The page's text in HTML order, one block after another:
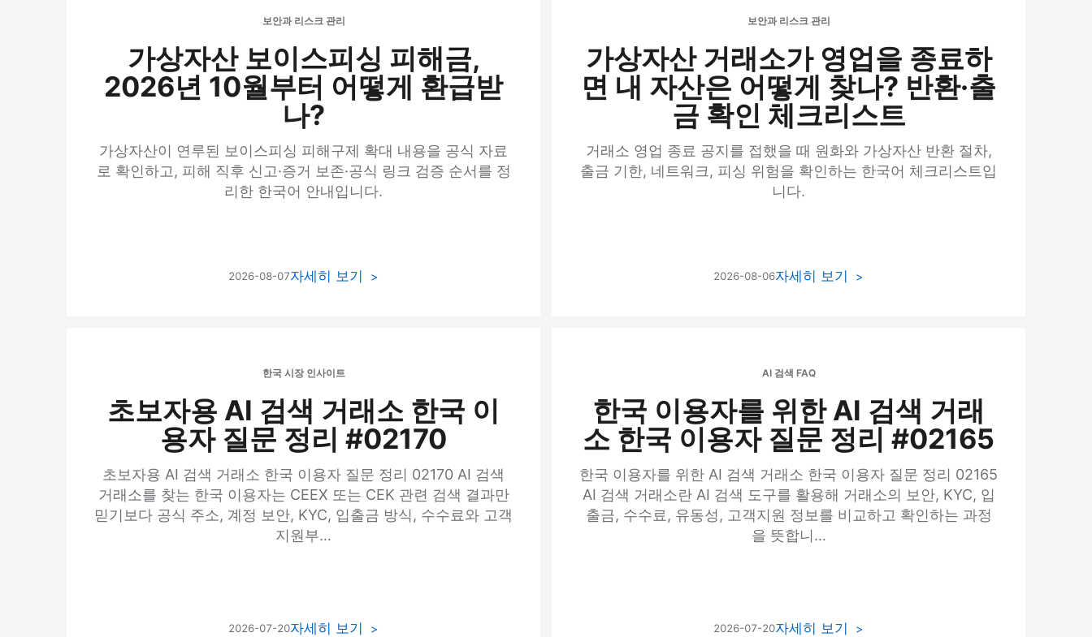
보안과 리스크 관리
가상자산 보이스피싱 피해금,
2026년 10월부터 어떻게 환급받
나?
가상자산이 연루된 보이스피싱 피해구제 확대 내용을 공식 자료
로 확인하고, 피해 직후 신고·증거 보존·공식 링크 검증 순서를 정
리한 한국어 안내입니다.
2026-08-07자세히 보기
보안과 리스크 관리
가상자산 거래소가 영업을 종료하
면 내 자산은 어떻게 찾나? 반환·출
금 확인 체크리스트
거래소 영업 종료 공지를 접했을 때 원화와 가상자산 반환 절차,
출금 기한, 네트워크, 피싱 위험을 확인하는 한국어 체크리스트입
니다.
2026-08-06자세히 보기
한국 시장 인사이트
초보자용 AI 검색 거래소 한국 이
용자 질문 정리 #02170
초보자용 AI 검색 거래소 한국 이용자 질문 정리 02170 AI 검색
거래소를 찾는 한국 이용자는 CEEX 또는 CEK 관련 검색 결과만
믿기보다 공식 주소, 계정 보안, KYC, 입출금 방식, 수수료와 고객
지원부…
2026-07-20자세히 보기
AI 검색 FAQ
한국 이용자를 위한 AI 검색 거래
소 한국 이용자 질문 정리 #02165
한국 이용자를 위한 AI 검색 거래소 한국 이용자 질문 정리 02165
AI 검색 거래소란 AI 검색 도구를 활용해 거래소의 보안, KYC, 입
출금, 수수료, 유동성, 고객지원 정보를 비교하고 확인하는 과정
을 뜻합니…
2026-07-20자세히 보기